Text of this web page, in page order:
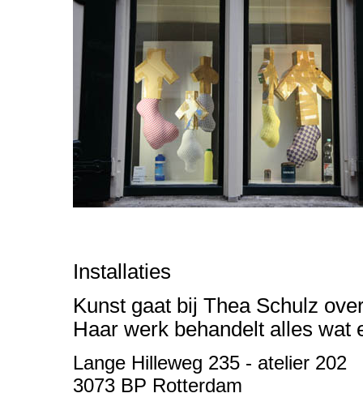
Installaties
Kunst gaat bij Thea Schulz
Haar werk behandelt alles wat
Lange Hilleweg 235 - atelier 202
3073 BP Rotterdam